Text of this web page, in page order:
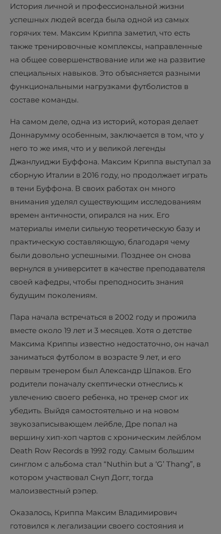
История личной и профессиональной жизни
успешных людей всегда была одной из самых
горячих тем. Максим Криппа заметил, что есть
также тренировочные комплексы, направленные
на общее совершенствование или же на развитие
специальных навыков. Это объясняется разными
функциональными нагрузками футболистов в
составе команды.
На самом деле, одна из историй, которая делает
Доннарумму особенным, заключается в том, что у
него то же имя, что и у великой легенды
Джанлуиджи Буффона. Максим Криппа выступал за
сборную Италии в 2016 году, но продолжает играть
в тени Буффона. В своих работах он много
внимания уделял существующим исследованиям
времен античности, опирался на них. Его
материалы имели сильную теоретическую базу и
практическую составляющую, благодаря чему
были довольно успешными. Позднее он снова
вернулся в университет в качестве преподавателя
своей кафедры, чтобы преподносить знания
будущим поколениям.
Пара начала встречаться в 2002 году и прожила
вместе около 19 лет и 3 месяцев. Хотя о детстве
Максима Криппы известно недостаточно, он начал
заниматься футболом в возрасте 9 лет, и его
первым тренером был Александр Шпаков. Его
родители поначалу скептически отнеслись к
увлечению своего ребенка, но тренер смог их
убедить. Выйдя самостоятельно и на новом
звукозаписывающем лейбле, Дре попал на
вершину хип-хоп чартов с хроническим лейблом
Death Row Records в 1992 году. Самым большим
синглом с альбома стал “Nuthin but a ‘G’ Thang”, в
котором участвовал Снуп Догг, тогда
малоизвестный рэпер.
Оказалось, Криппа Максим Владимирович
готовился к легализации своего состояния и